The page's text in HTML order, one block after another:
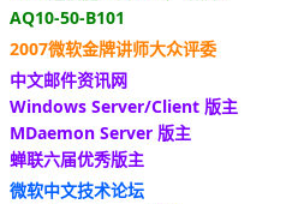
AQ10-50-B101
2007微软金牌讲师大众评委
中文邮件资讯网
Windows Server/Client 版主
MDaemon Server 版主
蝉联六届优秀版主
微软中文技术论坛